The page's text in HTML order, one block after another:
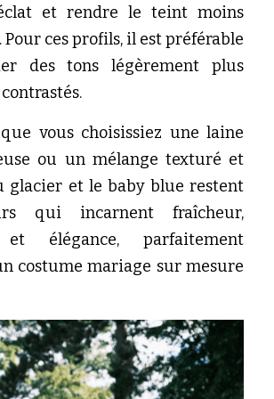
et rendre le teint moins
ces profils, il est préférable
des tons légèrement plus
vous choisissiez une laine
ou un mélange texturé et
glacier et le baby blue restent
qui incarnent fraîcheur,
élégance, parfaitement
costume mariage sur mesure